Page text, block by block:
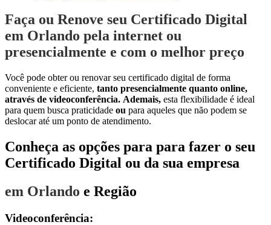
Faça ou Renove seu Certificado Digital
em Orlando pela internet ou
presencialmente e com o melhor preço
Você pode obter ou renovar seu certificado digital de forma
conveniente e eficiente, tanto presencialmente quanto online,
através de videoconferência. Ademais, esta flexibilidade é ideal
para quem busca praticidade ou para aqueles que não podem se
deslocar até um ponto de atendimento.
Conheça as opções para para fazer o seu
Certificado Digital ou da sua empresa
em Orlando e Região
Videoconferência: